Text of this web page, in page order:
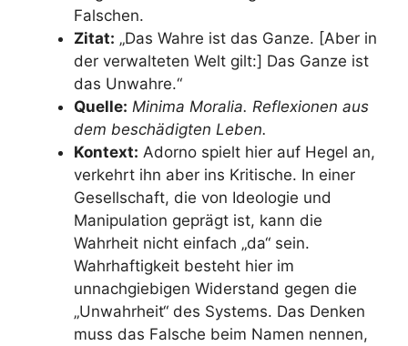
Falschen.
Zitat: „Das Wahre ist das Ganze. [Aber in
der verwalteten Welt gilt:] Das Ganze ist
das Unwahre.“
Quelle: Minima Moralia. Reflexionen aus
dem beschädigten Leben.
Kontext: Adorno spielt hier auf Hegel an,
verkehrt ihn aber ins Kritische. In einer
Gesellschaft, die von Ideologie und
Manipulation geprägt ist, kann die
Wahrheit nicht einfach „da“ sein.
Wahrhaftigkeit besteht hier im
unnachgiebigen Widerstand gegen die
„Unwahrheit“ des Systems. Das Denken
muss das Falsche beim Namen nennen,